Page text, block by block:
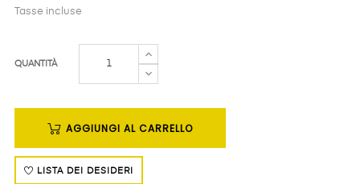
Tasse incluse
QUANTITÀ
AGGIUNGI AL CARRELLO
LISTA DEI DESIDERI